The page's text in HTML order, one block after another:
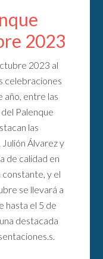
2023
2023 al
celebraciones
año, entre las
Palenque
las
Álvarez y
de calidad en
y el
se llevará a
hasta el 5 de
destacada